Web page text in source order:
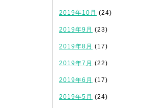
2019年10月 (24)
2019年9月 (23)
2019年8月 (17)
2019年7月 (22)
2019年6月 (17)
2019年5月 (24)